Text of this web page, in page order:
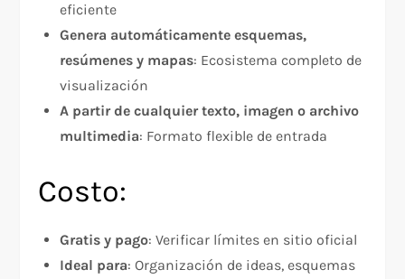
eficiente
Genera automáticamente esquemas,
resúmenes y mapas: Ecosistema completo de
visualización
A partir de cualquier texto, imagen o archivo
multimedia: Formato flexible de entrada
Costo:
Gratis y pago: Verificar límites en sitio oficial
Ideal para: Organización de ideas, esquemas